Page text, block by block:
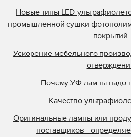
Новые типы LED-
промышленной сушки
покрытий
Ускорение мебельного
Почему УФ лампы надо
Качество
Оригинальные лампы или
поставщиков -